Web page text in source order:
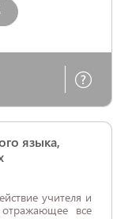
языка,
учителя и
все